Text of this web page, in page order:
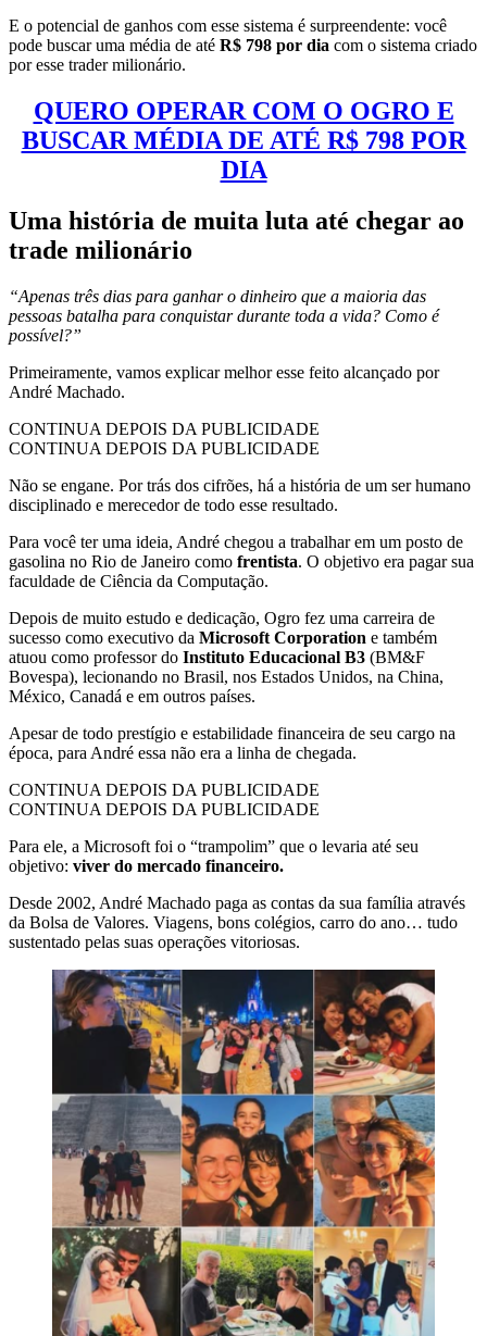
E o potencial de ganhos com esse sistema é surpreendente: você
pode buscar uma média de até R$ 798 por dia com o sistema criado
por esse trader milionário.
QUERO OPERAR COM O OGRO E
BUSCAR MÉDIA DE ATÉ R$ 798 POR
DIA
Uma história de muita luta até chegar ao
trade milionário
“Apenas três dias para ganhar o dinheiro que a maioria das
pessoas batalha para conquistar durante toda a vida? Como é
possível?”
Primeiramente, vamos explicar melhor esse feito alcançado por
André Machado.
CONTINUA DEPOIS DA PUBLICIDADE
CONTINUA DEPOIS DA PUBLICIDADE
Não se engane. Por trás dos cifrões, há a história de um ser humano
disciplinado e merecedor de todo esse resultado.
Para você ter uma ideia, André chegou a trabalhar em um posto de
gasolina no Rio de Janeiro como frentista. O objetivo era pagar sua
faculdade de Ciência da Computação.
Depois de muito estudo e dedicação, Ogro fez uma carreira de
sucesso como executivo da Microsoft Corporation e também
atuou como professor do Instituto Educacional B3 (BM&F
Bovespa), lecionando no Brasil, nos Estados Unidos, na China,
México, Canadá e em outros países.
Apesar de todo prestígio e estabilidade financeira de seu cargo na
época, para André essa não era a linha de chegada.
CONTINUA DEPOIS DA PUBLICIDADE
CONTINUA DEPOIS DA PUBLICIDADE
Para ele, a Microsoft foi o “trampolim” que o levaria até seu
objetivo: viver do mercado financeiro.
Desde 2002, André Machado paga as contas da sua família através
da Bolsa de Valores. Viagens, bons colégios, carro do ano… tudo
sustentado pelas suas operações vitoriosas.